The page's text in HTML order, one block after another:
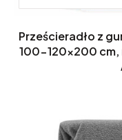
Prześcieradło z
100-120x200 cm,